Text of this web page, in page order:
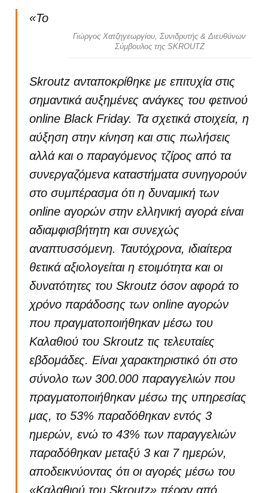
Γιώργος Χατζηγεωργίου, Συνιδρυτής & Διευθύνων
Σύμβουλος της SKROUTZ
«Το
Skroutz ανταποκρίθηκε με επιτυχία στις
σημαντικά αυξημένες ανάγκες του φετινού
online Black Friday. Τα σχετικά στοιχεία, η
αύξηση στην κίνηση και στις πωλήσεις
αλλά και ο παραγόμενος τζίρος από τα
συνεργαζόμενα καταστήματα συνηγορούν
στο συμπέρασμα ότι η δυναμική των
online αγορών στην ελληνική αγορά είναι
αδιαμφισβήτητη και συνεχώς
αναπτυσσόμενη. Ταυτόχρονα, ιδιαίτερα
θετικά αξιολογείται η ετοιμότητα και οι
δυνατότητες του Skroutz όσον αφορά το
χρόνο παράδοσης των online αγορών
που πραγματοποιήθηκαν μέσω του
Καλαθιού του Skroutz τις τελευταίες
εβδομάδες. Είναι χαρακτηριστικό ότι στο
σύνολο των 300.000 παραγγελιών που
πραγματοποιήθηκαν μέσω της υπηρεσίας
μας, το 53% παραδόθηκαν εντός 3
ημερών, ενώ το 43% των παραγγελιών
παραδόθηκαν μεταξύ 3 και 7 ημερών,
αποδεικνύοντας ότι οι αγορές μέσω του
«Καλαθιού του Skroutz» πέραν από